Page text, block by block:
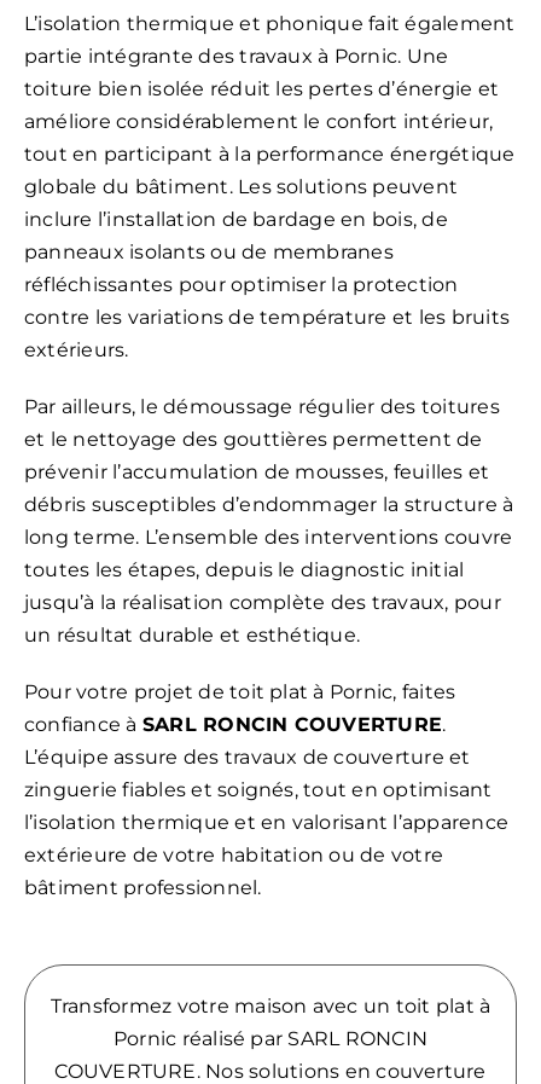
L’isolation thermique et phonique fait également
partie intégrante des travaux à Pornic. Une
toiture bien isolée réduit les pertes d’énergie et
améliore considérablement le confort intérieur,
tout en participant à la performance énergétique
globale du bâtiment. Les solutions peuvent
inclure l’installation de bardage en bois, de
panneaux isolants ou de membranes
réfléchissantes pour optimiser la protection
contre les variations de température et les bruits
extérieurs.
Par ailleurs, le démoussage régulier des toitures
et le nettoyage des gouttières permettent de
prévenir l’accumulation de mousses, feuilles et
débris susceptibles d’endommager la structure à
long terme. L’ensemble des interventions couvre
toutes les étapes, depuis le diagnostic initial
jusqu’à la réalisation complète des travaux, pour
un résultat durable et esthétique.
Pour votre projet de toit plat à Pornic, faites
confiance à SARL RONCIN COUVERTURE.
L’équipe assure des travaux de couverture et
zinguerie fiables et soignés, tout en optimisant
l’isolation thermique et en valorisant l’apparence
extérieure de votre habitation ou de votre
bâtiment professionnel.
Transformez votre maison avec un toit plat à
Pornic réalisé par SARL RONCIN
COUVERTURE. Nos solutions en couverture